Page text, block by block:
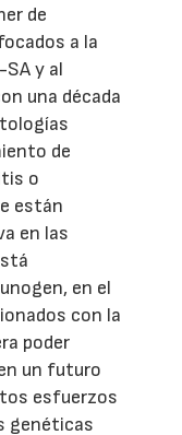
de
a la
y al
una década
de
o
están
en las
en el
con la
poder
un futuro
esfuerzos
genéticas